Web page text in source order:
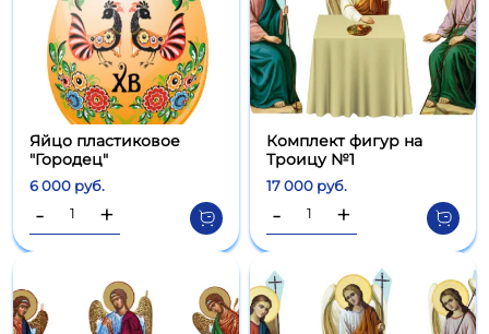
Яйцо пластиковое
"Городец"
6 000 руб.
- +
Комплект фигур на
Троицу №1
17 000 руб.
- +